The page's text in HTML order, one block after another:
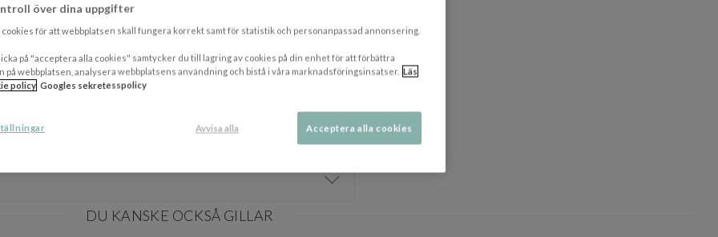
Vill du dock behålla teakens ursprungliga guldbruna färg så
certifierad vilket betyder att det kommer från godkända teak-
Visa/dölj
DU KANSKE OCKSÅ GILLAR
över dina uppgifter
för att webbplatsen skall fungera korrekt samt för statistik och personanpassad annonsering.
på "acceptera alla cookies" samtycker du till lagring av cookies på din enhet för att förbättra
på webbplatsen, analysera webbplatsens användning och bistå i våra marknadsföringsinsatser. Läs
policy Googles sekretesspolicy
Avvisa alla Acceptera alla cookies